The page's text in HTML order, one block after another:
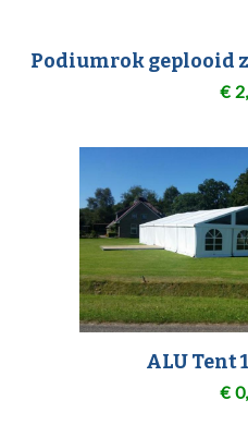
Podiumrok geplooid
€
ALU Tent
€